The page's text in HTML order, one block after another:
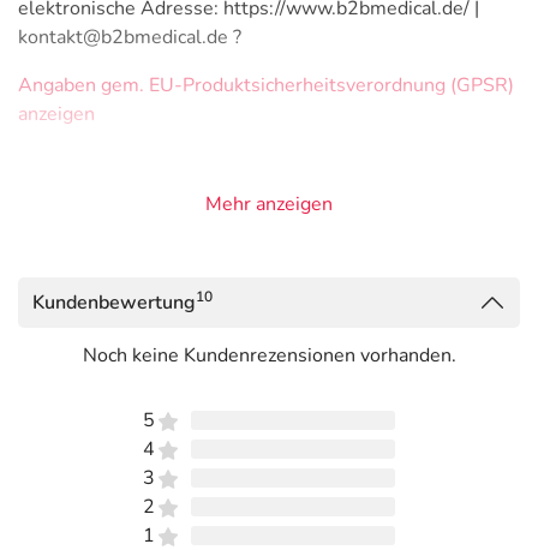
elektronische Adresse: https://www.b2bmedical.de/ |
kontakt@b2bmedical.de ?
Angaben gem. EU-Produktsicherheitsverordnung (GPSR)
anzeigen
Mehr anzeigen
Kundenbewertung10
Noch keine Kundenrezensionen vorhanden.
5
4
3
2
1